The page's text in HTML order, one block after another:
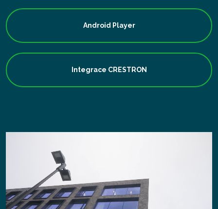
Android Player
Integrace CRESTRON